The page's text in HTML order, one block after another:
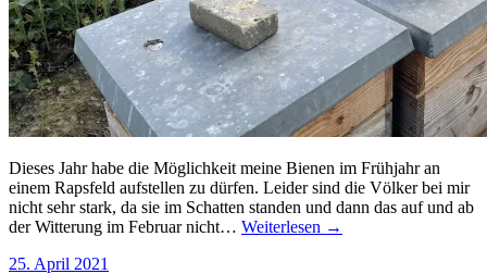
Dieses Jahr habe die Möglichkeit meine Bienen im Frühjahr an
einem Rapsfeld aufstellen zu dürfen. Leider sind die Völker bei mir
nicht sehr stark, da sie im Schatten standen und dann das auf und ab
der Witterung im Februar nicht… Weiterlesen →
25. April 2021